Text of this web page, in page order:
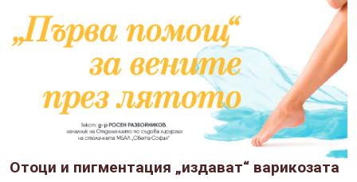
Отоци и пигментация „издават“ варикозата